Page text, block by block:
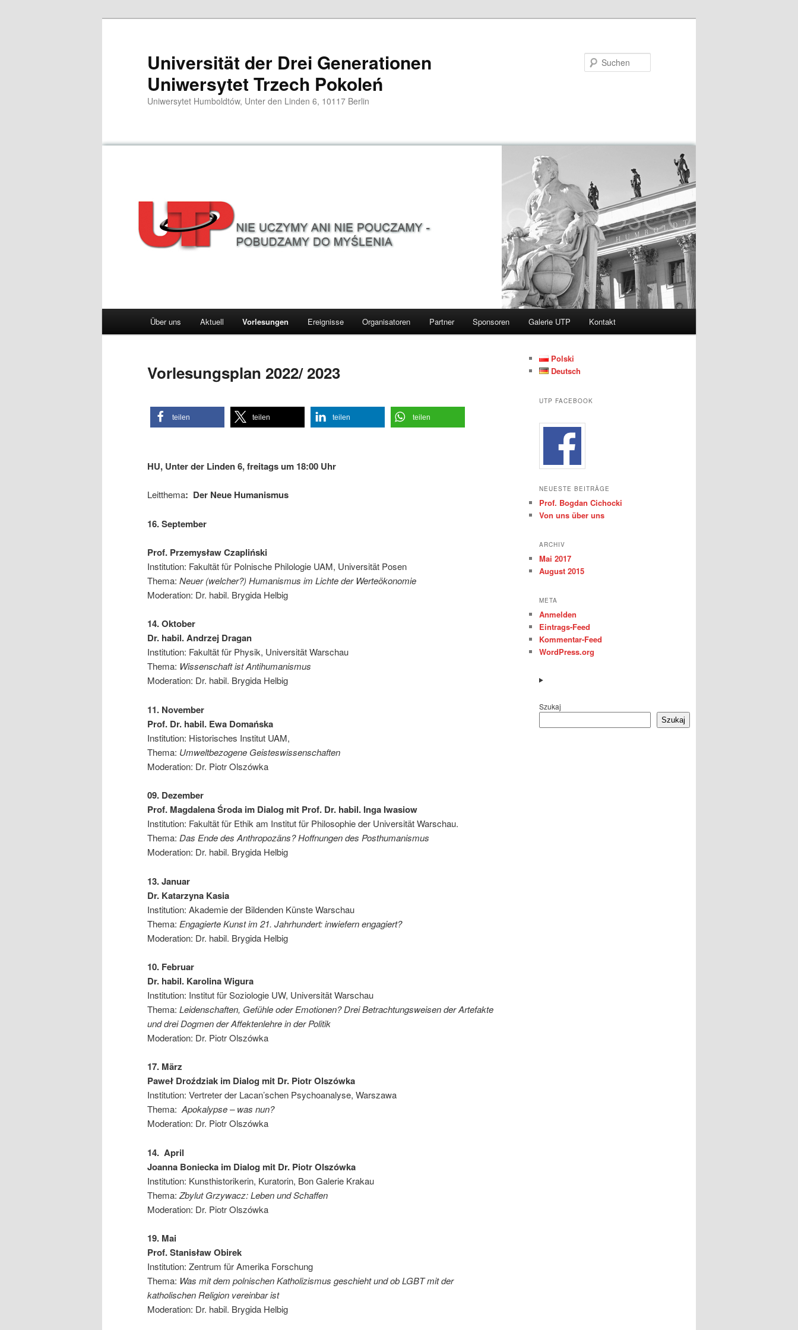
Universität der Drei Generationen
Uniwersytet Trzech Pokoleń
Uniwersytet Humboldtów, Unter den Linden 6, 10117 Berlin
Über uns Aktuell Vorlesungen Ereignisse Organisatoren Partner Sponsoren Galerie UTP Kontakt
Vorlesungsplan 2022/ 2023
teilen teilen teilen teilen
HU, Unter der Linden 6, freitags um 18:00 Uhr
Leitthema: Der Neue Humanismus
16. September
Prof. Przemysław Czapliński
Institution: Fakultät für Polnische Philologie UAM, Universität Posen
Thema: Neuer (welcher?) Humanismus im Lichte der Werteökonomie
Moderation: Dr. habil. Brygida Helbig
14. Oktober
Dr. habil. Andrzej Dragan
Institution: Fakultät für Physik, Universität Warschau
Thema: Wissenschaft ist Antihumanismus
Moderation: Dr. habil. Brygida Helbig
11. November
Prof. Dr. habil. Ewa Domańska
Institution: Historisches Institut UAM,
Thema: Umweltbezogene Geisteswissenschaften
Moderation: Dr. Piotr Olszówka
09. Dezember
Prof. Magdalena Środa im Dialog mit Prof. Dr. habil. Inga Iwasiow
Institution: Fakultät für Ethik am Institut für Philosophie der Universität Warschau.
Thema: Das Ende des Anthropozäns? Hoffnungen des Posthumanismus
Moderation: Dr. habil. Brygida Helbig
13. Januar
Dr. Katarzyna Kasia
Institution: Akademie der Bildenden Künste Warschau
Thema: Engagierte Kunst im 21. Jahrhundert: inwiefern engagiert?
Moderation: Dr. habil. Brygida Helbig
10. Februar
Dr. habil. Karolina Wigura
Institution: Institut für Soziologie UW, Universität Warschau
Thema: Leidenschaften, Gefühle oder Emotionen? Drei Betrachtungsweisen der Artefakte
und drei Dogmen der Affektenlehre in der Politik
Moderation: Dr. Piotr Olszówka
17. März
Paweł Droździak im Dialog mit Dr. Piotr Olszówka
Institution: Vertreter der Lacan’schen Psychoanalyse, Warszawa
Thema:Apokalypse – was nun?
Moderation: Dr. Piotr Olszówka
14. April
Joanna Boniecka im Dialog mit Dr. Piotr Olszówka
Institution: Kunsthistorikerin, Kuratorin, Bon Galerie Krakau
Thema: Zbylut Grzywacz: Leben und Schaffen
Moderation: Dr. Piotr Olszówka
19. Mai
Prof. Stanisław Obirek
Institution: Zentrum für Amerika Forschung
Thema: Was mit dem polnischen Katholizismus geschieht und ob LGBT mit der
katholischen Religion vereinbar ist
Moderation: Dr. habil. Brygida Helbig
Polski
Deutsch
UTP FACEBOOK
NEUESTE BEITRÄGE
Prof. Bogdan Cichocki
Von uns über uns
ARCHIV
Mai 2017
August 2015
META
Anmelden
Eintrags-Feed
Kommentar-Feed
WordPress.org
Szukaj
Szukaj